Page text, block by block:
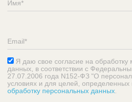
Я даю свое согласие на обработку
данных, в соответствии с
27.07.2006 года N152-ФЗ "О
условиях и для целей, определенных
обработку персональных данных